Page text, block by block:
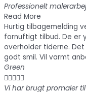
Professionelt
Read More
Hurtig tilbagemelding
fornuftigt tilbud. De er
overholder tiderne.
godt smil. Vil varmt
Green

Vi har brugt promaler